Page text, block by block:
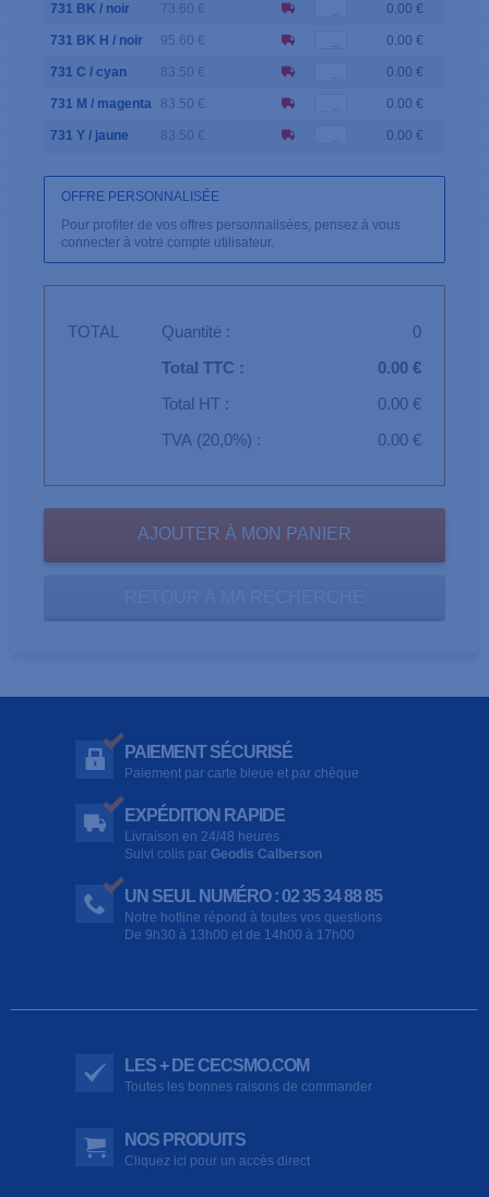
731 BK / noir 73.60 € 0.00 €
731 BK H / noir 95.60 € 0.00 €
731 C / cyan 83.50 € 0.00 €
731 M / magenta 83.50 € 0.00 €
731 Y / jaune 83.50 € 0.00 €
OFFRE PERSONNALISÉE
Pour profiter de vos offres personnalisées, pensez à vous
connecter à votre compte utilisateur.
TOTAL Quantité :
0
Total TTC :
0.00 €
Total HT :
0.00 €
TVA (20,0%) :
0.00 €
PAIEMENT SÉCURISÉ
Paiement par carte bleue et par chèque
EXPÉDITION RAPIDE
Livraison en 24/48 heures
Suivi colis par Geodis Calberson
UN SEUL NUMÉRO : 02 35 34 88 85
Notre hotline répond à toutes vos questions
De 9h30 à 13h00 et de 14h00 à 17h00
LES + DE CECSMO.COM
Toutes les bonnes raisons de commander
NOS PRODUITS
Cliquez ici pour un accès direct